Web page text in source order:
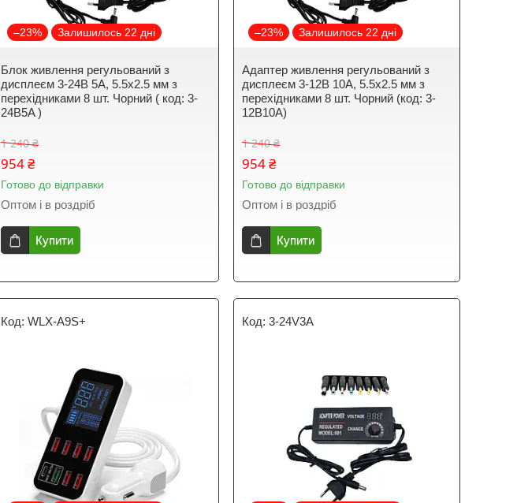
–23% Залишилось 22 дні
Блок живлення регульований з
дисплеєм 3-24В 5А, 5.5x2.5 мм з
перехідниками 8 шт. Чорний ( код: 3-
24B5A )
1 240 ₴
954 ₴
Готово до відправки
Оптом і в роздріб
Купити
–23% Залишилось 22 дні
Адаптер живлення регульований з
дисплеєм 3-12В 10А, 5.5x2.5 мм з
перехідниками 8 шт. Чорний (код: 3-
12B10A)
1 240 ₴
954 ₴
Готово до відправки
Оптом і в роздріб
Купити
WLX-A9S+ 3-24V3A